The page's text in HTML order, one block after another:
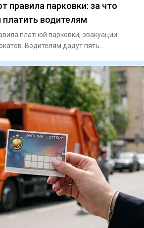
правила парковки: за что
платить водителям
платной парковки, эвакуации
Водителям дадут пять